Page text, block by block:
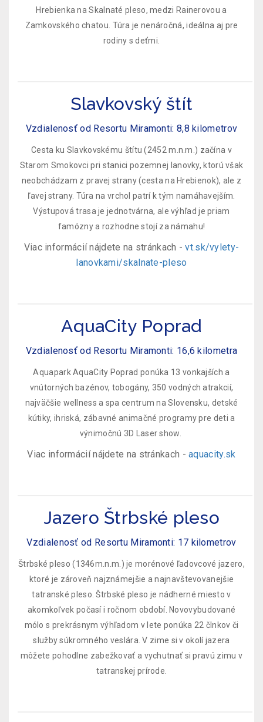
Hrebienka na Skalnaté pleso, medzi Rainerovou a
Zamkovského chatou. Túra je nenáročná, ideálna aj pre
rodiny s deťmi.
Slavkovský štít
Vzdialenosť od Resortu Miramonti: 8,8 kilometrov
Cesta ku Slavkovskému štítu (2452 m.n.m.) začína v
Starom Smokovci pri stanici pozemnej lanovky, ktorú však
neobchádzam z pravej strany (cesta na Hrebienok), ale z
ľavej strany. Túra na vrchol patrí k tým namáhavejším.
Výstupová trasa je jednotvárna, ale výhľad je priam
famózny a rozhodne stojí za námahu!
Viac informácií nájdete na stránkach -vt.sk/vylety-
lanovkami/skalnate-pleso
AquaCity Poprad
Vzdialenosť od Resortu Miramonti: 16,6 kilometra
Aquapark AquaCity Poprad ponúka 13 vonkajších a
vnútorných bazénov, tobogány, 350 vodných atrakcií,
najväčšie wellness a spa centrum na Slovensku, detské
kútiky, ihriská, zábavné animačné programy pre deti a
výnimočnú 3D Laser show.
Viac informácií nájdete na stránkach -aquacity.sk
Jazero Štrbské pleso
Vzdialenosť od Resortu Miramonti: 17 kilometrov
Štrbské pleso (1346m.n.m.) je morénové ľadovcové jazero,
ktoré je zároveň najznámejšie a najnavštevovanejšie
tatranské pleso. Štrbské pleso je nádherné miesto v
akomkoľvek počasí i ročnom období. Novovybudované
mólo s prekrásnym výhľadom v lete ponúka 22 člnkov či
služby súkromného veslára. V zime si v okolí jazera
môžete pohodlne zabežkovať a vychutnať si pravú zimu v
tatranskej prírode.